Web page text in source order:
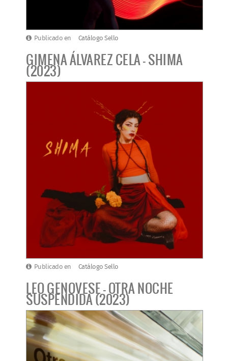
Publicado en Catálogo Sello
GIMENA ÁLVAREZ CELA - SHIMA
(2023)
Publicado en Catálogo Sello
LEO GENOVESE - OTRA NOCHE
SUSPENDIDA (2023)